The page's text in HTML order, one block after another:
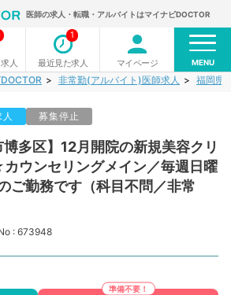
医師の求人・転職・アルバイトはマイナビDOCTOR
人 最近見た求人
1
マイページ MENU
非常勤(アルバイト)医師求人 福岡県
募集停止
博多区】12月開院の新規美容クリ
ウンセリングメイン／毎週日曜
ご勤務です（科目不問／非常
: 673948